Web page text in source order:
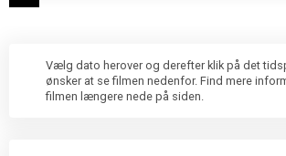
Vælg dato herover og derefter klik på det
ønsker at se filmen nedenfor. Find mere
filmen længere nede på siden.